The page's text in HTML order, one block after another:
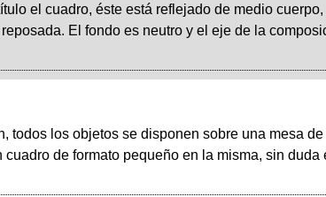
el cuadro, éste está reflejado de medio
El fondo es neutro y el eje de la
todos los objetos se disponen sobre una mesa de
de formato pequeño en la misma, sin